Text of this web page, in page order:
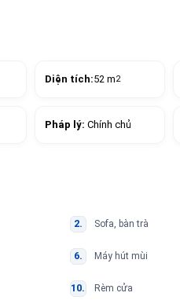
Diện tích:52 m2
Pháp lý: Chính chủ
Sofa, bàn trà
Máy hút mùi
Rèm cửa